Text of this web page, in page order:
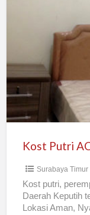
ber
2
lengkap
siap
huni
Surabaya Timur
Kost putri,
Daerah Keputih
Lokasi Aman,